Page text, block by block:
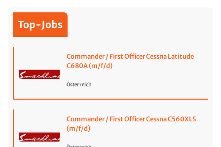
Top-Jobs
Commander / First Officer Cessna Latitude
C680A (m/f/d)
Österreich
Commander / First Officer Cessna C560XLS
(m/f/d)